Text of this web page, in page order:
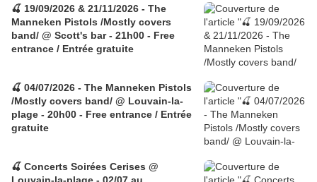
🍒 19/09/2026 & 21/11/2026 - The
Manneken Pistols /Mostly covers
band/ @ Scott's bar - 21h00 - Free
entrance / Entrée gratuite
🍒 04/07/2026 - The Manneken Pistols
/Mostly covers band/ @ Louvain-la-
plage - 20h00 - Free entrance / Entrée
gratuite
🍒 Concerts Soirées Cerises @